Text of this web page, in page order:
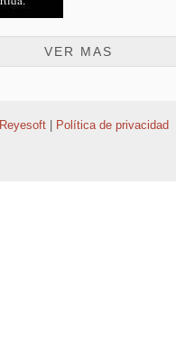
VER MAS
Reyesoft
Política de privacidad